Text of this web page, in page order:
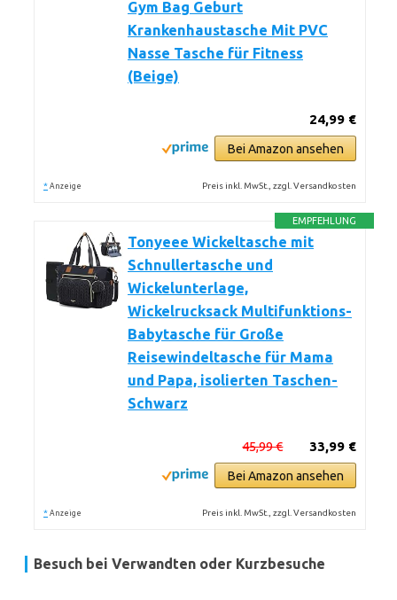
Gym Bag Geburt
Krankenhaustasche Mit PVC
Nasse Tasche für Fitness
(Beige)
24,99 €
Bei Amazon ansehen
* Anzeige Preis inkl. MwSt., zzgl. Versandkosten
EMPFEHLUNG
Tonyeee Wickeltasche mit
Schnullertasche und
Wickelunterlage,
Wickelrucksack Multifunktions-
Babytasche für Große
Reisewindeltasche für Mama
und Papa, isolierten Taschen-
Schwarz
33,99 €
45,99 €
Bei Amazon ansehen
* Anzeige Preis inkl. MwSt., zzgl. Versandkosten
Besuch bei Verwandten oder Kurzbesuche